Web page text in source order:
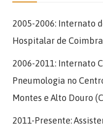
2005-2006: Internato
Hospitalar de Coimbra
2006-2011: Internato
Pneumologia no
Montes e Alto Douro
2011-Presente: